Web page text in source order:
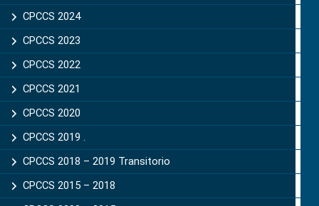
CPCCS 2024
CPCCS 2023
CPCCS 2022
CPCCS 2021
CPCCS 2020
CPCCS 2019 .
CPCCS 2018 – 2019 Transitorio
CPCCS 2015 – 2018